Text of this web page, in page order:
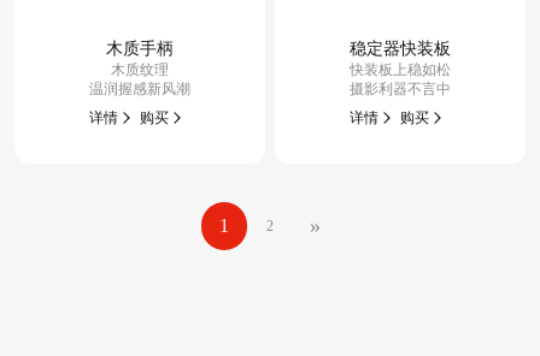
木质手柄
木质纹理
温润握感新风潮
详情
购买
稳定器快装板
快装板上稳如松
摄影利器不言中
详情
购买
Posts
navigation
1 2 »